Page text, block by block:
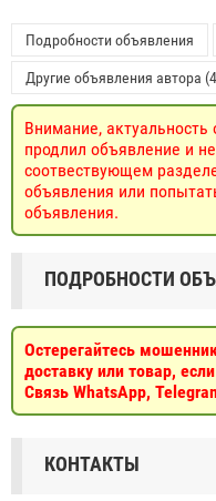
Подробности объявления
Другие объявления автора
Внимание, актуальность
продлил объявление и
соотвествующем
объявления или
объявления.
ПОДРОБНОСТИ
Остерегайтесь
доставку или товар,
Связь WhatsApp,
КОНТАКТЫ